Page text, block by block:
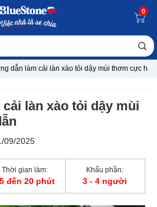
0
dẫn làm cải làn xào tỏi dậy mùi thơm cực
làn xào tỏi dậy mùi
09/2025
Thời gian làm:
đến 20 phút
Khẩu phần:
3 - 4 người